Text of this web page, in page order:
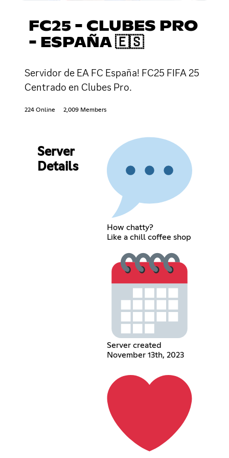
FC25 - CLUBES PRO
- ESPAÑA 🇪🇸
Servidor de EA FC España! FC25 FIFA 25
Centrado en Clubes Pro.
224 Online 2,009 Members
Server
Details
How chatty?
Like a chill coffee shop
Server created
November 13th, 2023